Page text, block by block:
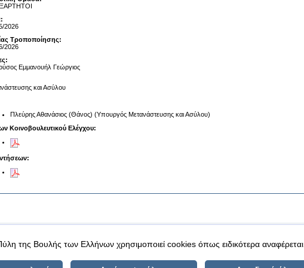
2026
Τροποποίησης:
2026
Εμμανουήλ Γεώργιος
και Ασύλου
Πλεύρης Αθανάσιος (Θάνος) (Υπουργός Μετανάστευσης και Ασύλου)
Κοινοβουλευτικού Ελέγχου:
δεδομένα |Ασφάλεια & Πρόσβαση
της Βουλής των Ελλήνων χρησιμοποιεί cookies όπως ειδικότερα αναφέρεται